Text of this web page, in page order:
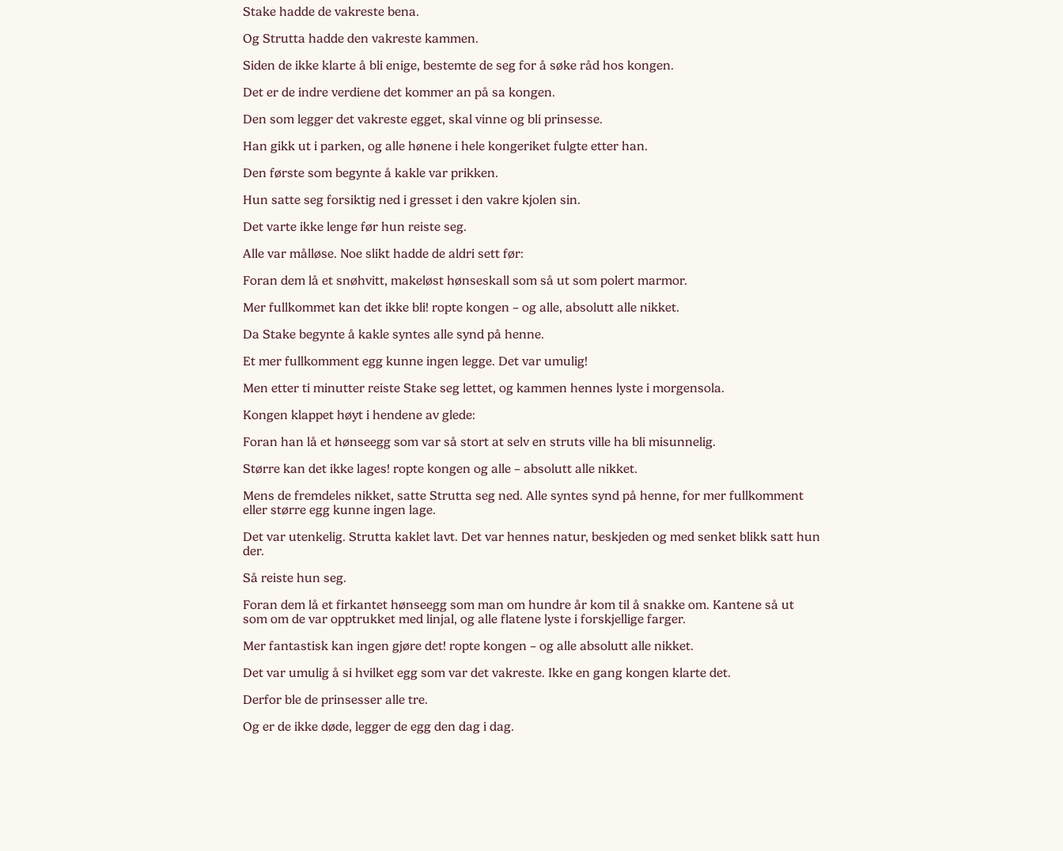
Stake hadde de vakreste bena.
Og Strutta hadde den vakreste kammen.
Siden de ikke klarte å bli enige, bestemte de seg for å søke råd hos kongen.
Det er de indre verdiene det kommer an på sa kongen.
Den som legger det vakreste egget, skal vinne og bli prinsesse.
Han gikk ut i parken, og alle hønene i hele kongeriket fulgte etter han.
Den første som begynte å kakle var prikken.
Hun satte seg forsiktig ned i gresset i den vakre kjolen sin.
Det varte ikke lenge før hun reiste seg.
Alle var målløse. Noe slikt hadde de aldri sett før:
Foran dem lå et snøhvitt, makeløst hønseskall som så ut som polert marmor.
Mer fullkommet kan det ikke bli! ropte kongen – og alle, absolutt alle nikket.
Da Stake begynte å kakle syntes alle synd på henne.
Et mer fullkomment egg kunne ingen legge. Det var umulig!
Men etter ti minutter reiste Stake seg lettet, og kammen hennes lyste i morgensola.
Kongen klappet høyt i hendene av glede:
Foran han lå et hønseegg som var så stort at selv en struts ville ha bli misunnelig.
Større kan det ikke lages! ropte kongen og alle – absolutt alle nikket.
Mens de fremdeles nikket, satte Strutta seg ned. Alle syntes synd på henne, for mer fullkomment
eller større egg kunne ingen lage.
Det var utenkelig. Strutta kaklet lavt. Det var hennes natur, beskjeden og med senket blikk satt hun
der.
Så reiste hun seg.
Foran dem lå et firkantet hønseegg som man om hundre år kom til å snakke om. Kantene så ut
som om de var opptrukket med linjal, og alle flatene lyste i forskjellige farger.
Mer fantastisk kan ingen gjøre det! ropte kongen – og alle absolutt alle nikket.
Det var umulig å si hvilket egg som var det vakreste. Ikke en gang kongen klarte det.
Derfor ble de prinsesser alle tre.
Og er de ikke døde, legger de egg den dag i dag.